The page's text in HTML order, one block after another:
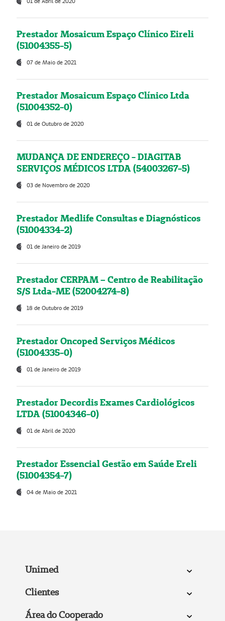
Prestador Mosaicum Espaço Clínico Eireli
(51004355-5)
07 de Maio de 2021
Prestador Mosaicum Espaço Clínico Ltda
(51004352-0)
01 de Outubro de 2020
MUDANÇA DE ENDEREÇO - DIAGITAB
SERVIÇOS MÉDICOS LTDA (54003267-5)
03 de Novembro de 2020
Prestador Medlife Consultas e Diagnósticos
(51004334-2)
01 de Janeiro de 2019
Prestador CERPAM – Centro de Reabilitação
S/S Ltda-ME (52004274-8)
18 de Outubro de 2019
Prestador Oncoped Serviços Médicos
(51004335-0)
01 de Janeiro de 2019
Prestador Decordis Exames Cardiológicos
LTDA (51004346-0)
01 de Abril de 2020
Prestador Essencial Gestão em Saúde Ereli
(51004354-7)
04 de Maio de 2021
Unimed
Clientes
Área do Cooperado